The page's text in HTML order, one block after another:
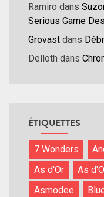
Ramiro dans
Serious Game
Grovast dans
Delloth dans
ÉTIQUETTES
7 Wonders
As d'Or
As
Asmodee